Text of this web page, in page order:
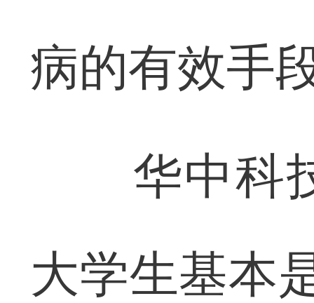
病的有效手
华中科技
大学生基本